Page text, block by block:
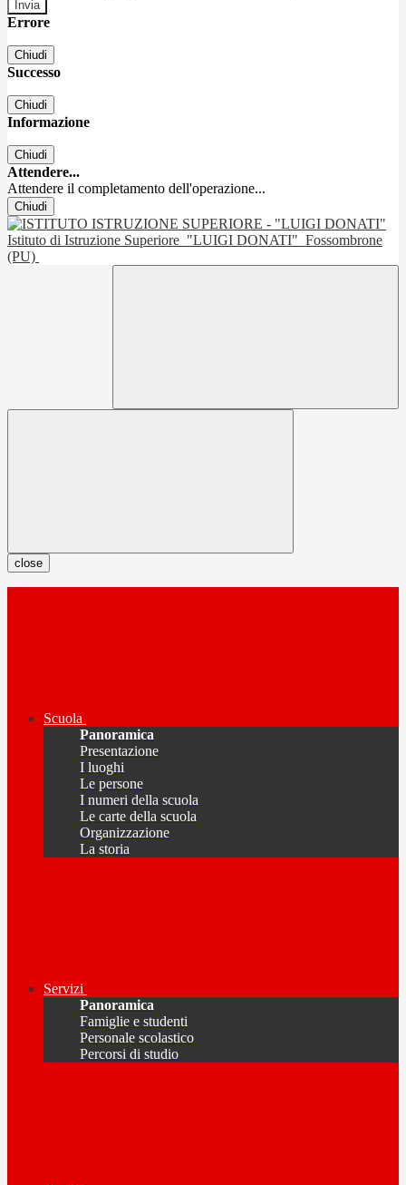
Errore
Chiudi
Successo
Chiudi
Informazione
Chiudi
Attendere...
Attendere il completamento dell'operazione...
Chiudi
Istituto di Istruzione Superiore "LUIGI DONATI" Fossombrone
(PU)
close
Scuola
Panoramica
Presentazione
I luoghi
Le persone
I numeri della scuola
Le carte della scuola
Organizzazione
La storia
Servizi
Panoramica
Famiglie e studenti
Personale scolastico
Percorsi di studio